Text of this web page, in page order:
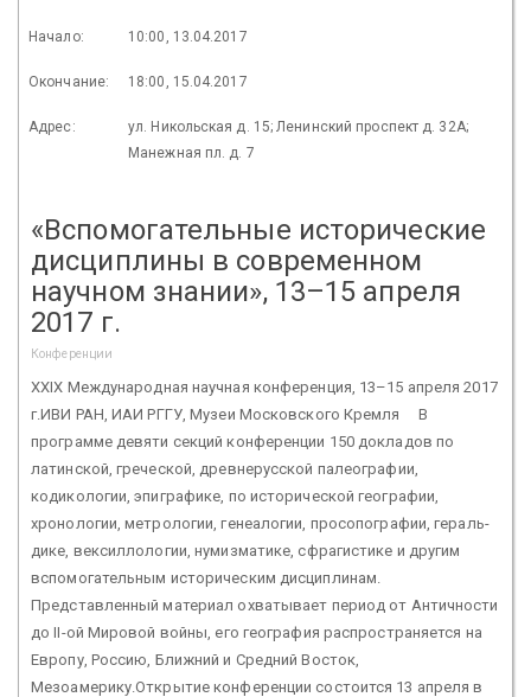
Начало: 10:00, 13.04.2017
Окончание: 18:00, 15.04.2017
Адрес:
ул. Никольская д. 15; Ленинский проспект д. 32А;
Манежная пл. д. 7
«Вспомогательные исторические
дисциплины в современном
научном знании», 13–15 апреля
2017 г.
Конференции
XXIX Международная научная конференция, 13–15 апреля 2017
г.ИВИ РАН, ИАИ РГГУ, Музеи Московского Кремля В
программе девяти секций конференции 150 докладов по
латинской, греческой, древнерусской палеографии,
кодикологии, эпиграфике, по историче­ской географии,
хронологии, метрологии, генеалогии, просопографии, гераль­
дике, вексиллологии, нумизматике, сфрагистике и другим
вспомогатель­ным историческим дисциплинам.
Представленный материал охватывает период от Античности
до II-ой Мировой войны, его география распространяется на
Европу, Россию, Ближний и Средний Восток,
Мезоамерику.Открытие конференции состоится 13 апреля в